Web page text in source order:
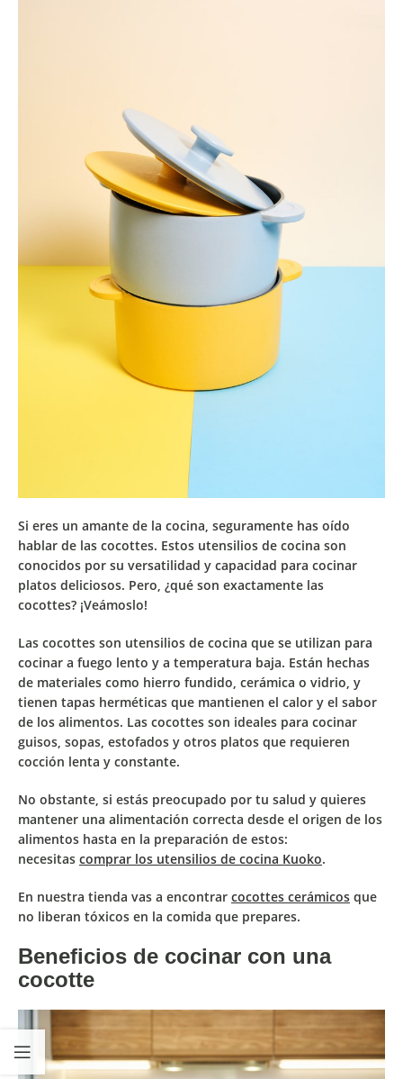
Si eres un amante de la cocina, seguramente has oído
hablar de las cocottes. Estos utensilios de cocina son
conocidos por su versatilidad y capacidad para cocinar
platos deliciosos. Pero, ¿qué son exactamente las
cocottes? ¡Veámoslo!
Las cocottes son utensilios de cocina que se utilizan para
cocinar a fuego lento y a temperatura baja. Están hechas
de materiales como hierro fundido, cerámica o vidrio, y
tienen tapas herméticas que mantienen el calor y el sabor
de los alimentos. Las cocottes son ideales para cocinar
guisos, sopas, estofados y otros platos que requieren
cocción lenta y constante.
No obstante, si estás preocupado por tu salud y quieres
mantener una alimentación correcta desde el origen de los
alimentos hasta en la preparación de estos:
necesitas comprar los utensilios de cocina Kuoko.
En nuestra tienda vas a encontrar cocottes cerámicos que
no liberan tóxicos en la comida que prepares.
Beneficios de cocinar con una
cocotte